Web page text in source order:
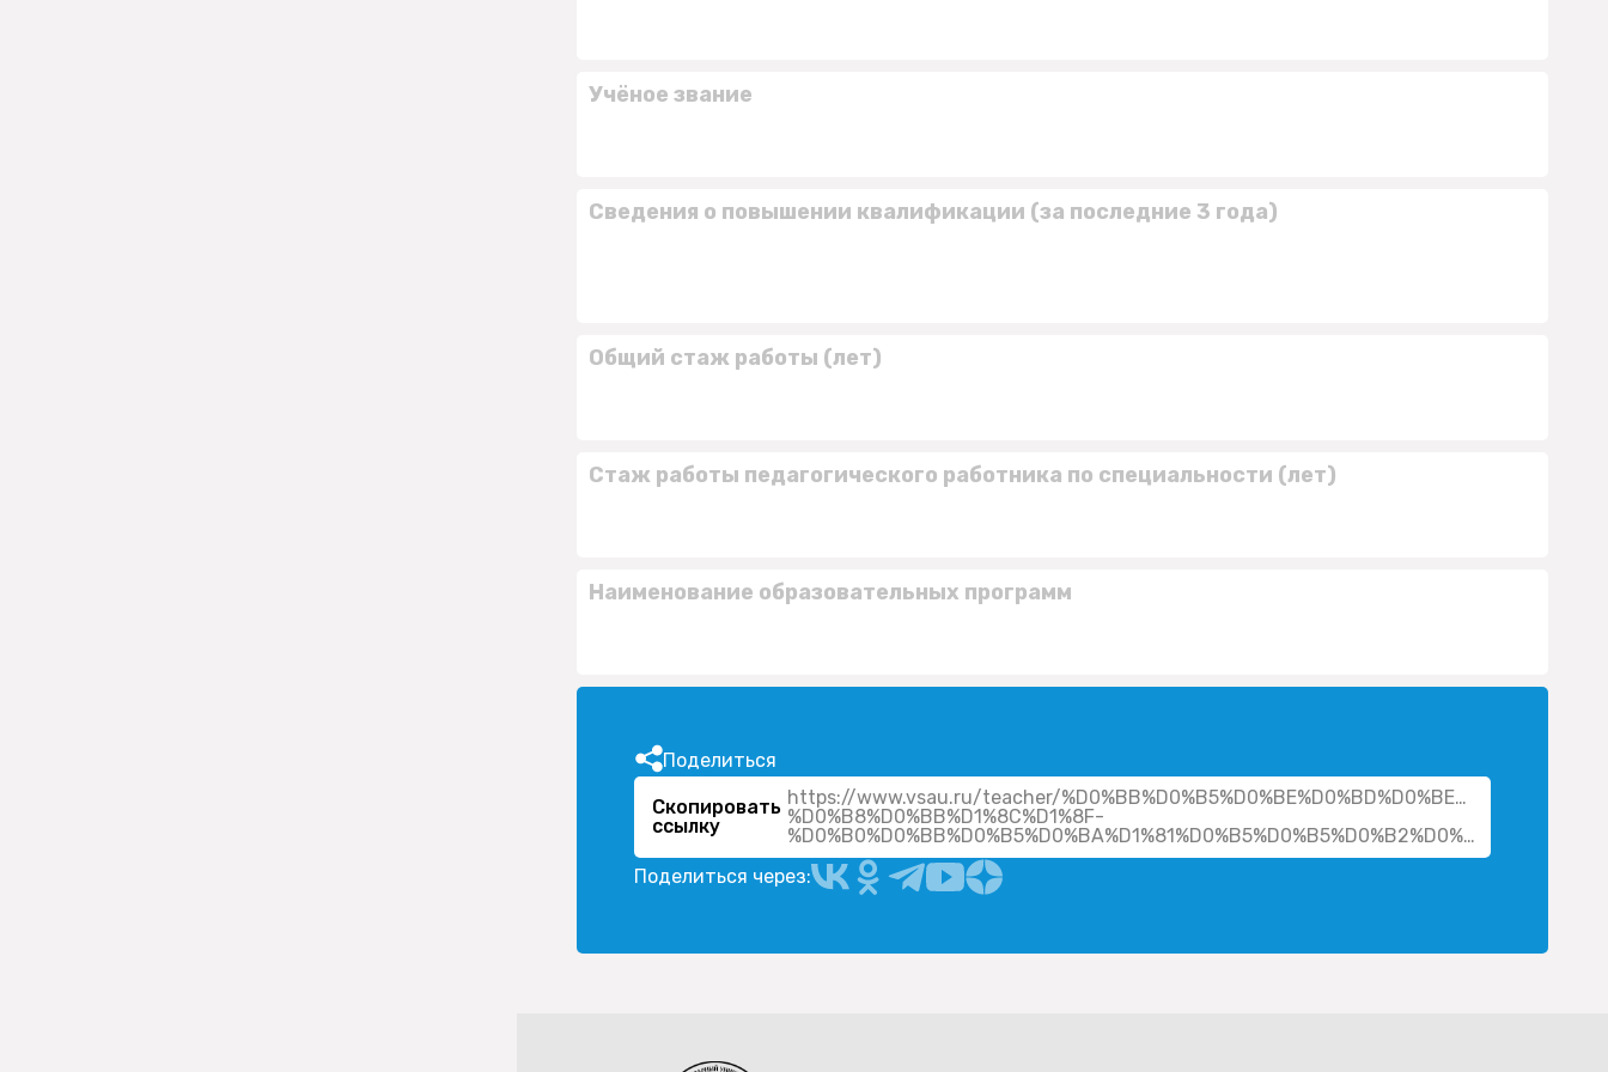
Учёное звание
Сведения о повышении квалификации (за последние 3 года)
Общий стаж работы (лет)
Стаж работы педагогического работника по специальности (лет)
Наименование образовательных программ
Поделиться
Скопировать
ссылку
https://www.vsau.ru/teacher/%D0%BB%D0%B5%D0%BE%D0%BD%D0%BE%D0%B2-
%D0%B8%D0%BB%D1%8C%D1%8F-
%D0%B0%D0%BB%D0%B5%D0%BA%D1%81%D0%B5%D0%B5%D0%B2%D0%B8%D1%87/
Поделиться через: